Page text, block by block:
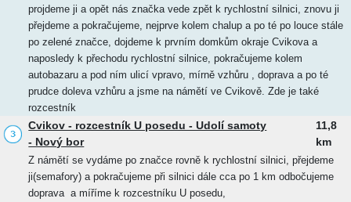
projdeme ji a opět nás značka vede zpět k rychlostní silnici, znovu ji
přejdeme a pokračujeme, nejprve kolem chalup a po té po louce stále
po zelené značce, dojdeme k prvním domkům okraje Cvikova a
naposledy k přechodu rychlostní silnice, pokračujeme kolem
autobazaru a pod ním ulicí vpravo, mírně vzhůru , doprava a po té
prudce doleva vzhůru a jsme na námětí ve Cvikově. Zde je také
rozcestník
Cvikov - rozcestník U posedu - Udolí samoty
- Nový bor
11,8
km
Z námětí se vydáme po značce rovně k rychlostní silnici, přejdeme
ji(semafory) a pokračujeme při silnici dále cca po 1 km odbočujeme
doprava a míříme k rozcestníku U posedu,